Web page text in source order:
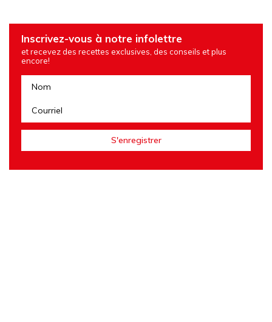
Inscrivez-vous à notre infolettre
et recevez des recettes exclusives, des conseils et plus
encore!